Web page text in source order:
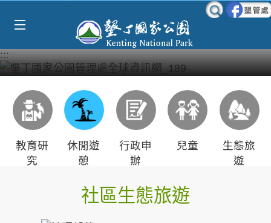
:::
教育研
究
休閒遊
憩
行政申
辦
兒童
生態旅
遊
社區生態旅遊